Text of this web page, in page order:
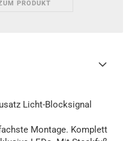
PRODUKT
Licht-Blocksignal
Montage. Komplett